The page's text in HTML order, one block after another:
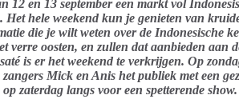
12 en 13 september een markt vol
hele weekend kun je genieten van
die je wilt weten over de Indonesische
oosten, en zullen dat aanbieden aan
is er het weekend te verkrijgen. Op
Mick en Anis het publiek met een
zaterdag langs voor een spetterende show.